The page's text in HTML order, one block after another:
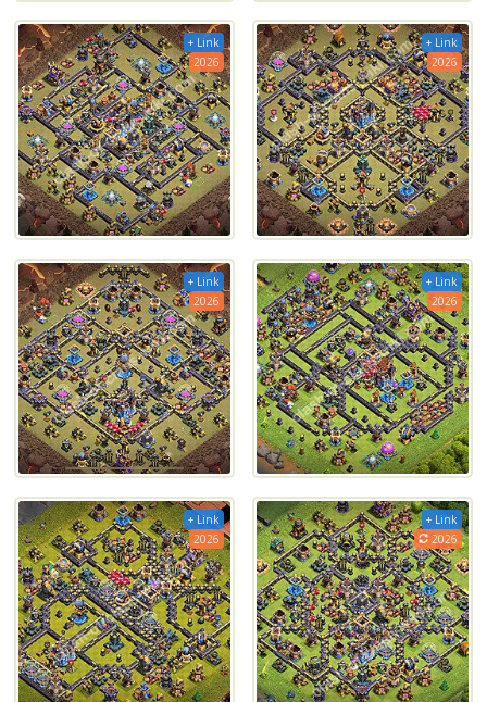
+ Link
2026
+ Link
2026
+ Link
2026
+ Link
2026
+ Link
2026
+ Link
2026